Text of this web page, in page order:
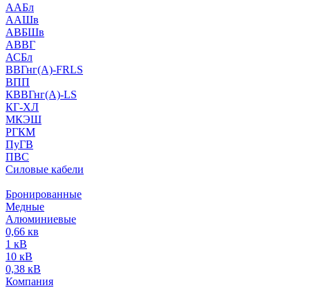
ААБл
ААШв
АВБШв
АВВГ
АСБл
ВВГнг(А)-FRLS
ВПП
КВВГнг(А)-LS
КГ-ХЛ
МКЭШ
РГКМ
ПуГВ
ПВС
Силовые кабели
Бронированные
Медные
Алюминиевые
0,66 кв
1 кВ
10 кВ
0,38 кВ
Компания